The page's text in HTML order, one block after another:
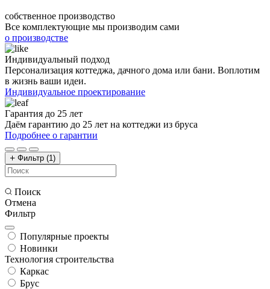
собственное производство
Все комплектующие мы производим сами
о производстве
Индивидуальный подход
Персонализация коттеджа, дачного дома или бани. Воплотим
в жизнь ваши идеи.
Индивидуальное проектирование
Гарантия до 25 лет
Даём гарантию до 25 лет на коттеджи из бруса
Подробнее о гарантии
Фильтр (1)
Поиск
Отмена
Фильтр
Популярные проекты
Новинки
Технология строительства
Каркас
Брус